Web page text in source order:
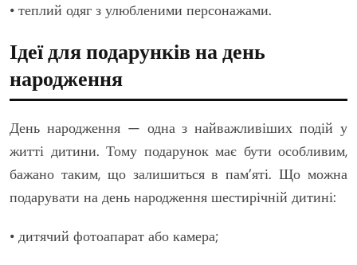
• теплий одяг з улюбленими персонажами.
Ідеї для подарунків на день
народження
День народження — одна з найважливіших подій у
житті дитини. Тому подарунок має бути особливим,
бажано таким, що залишиться в пам’яті. Що можна
подарувати на день народження шестирічній дитині:
• дитячий фотоапарат або камера;